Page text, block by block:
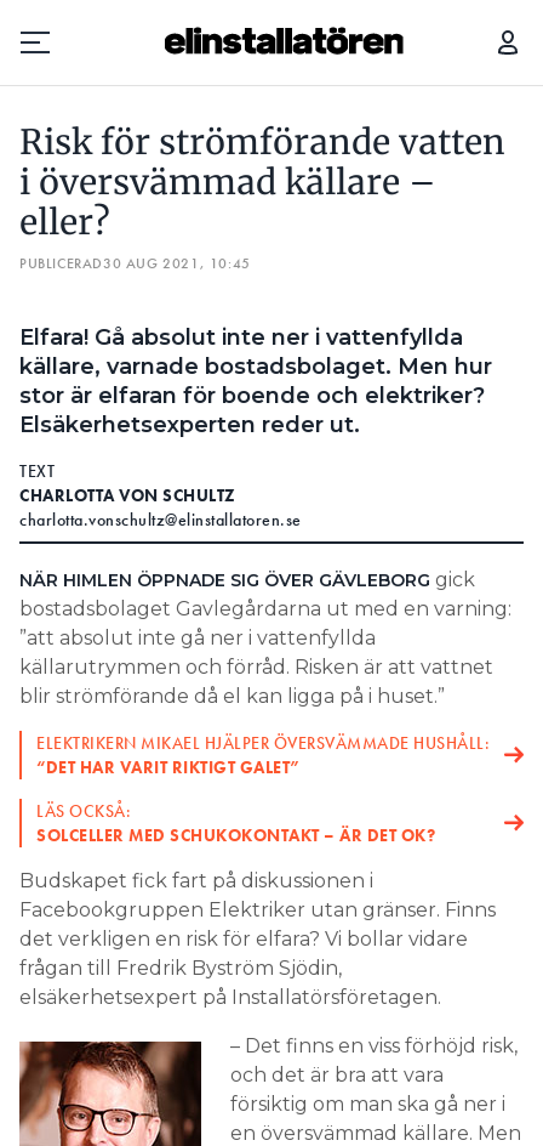
Prenumerera
Hantera prenumeration
Annonsera
Läs E-tidningen
Om tidningen
Kontakt
Personuppgifter
Search for:
SEARCH
Risk för strömförande vatten
i översvämmad källare –
eller?
PUBLICERAD30 AUG 2021, 10:45
Elfara! Gå absolut inte ner i vattenfyllda
källare, varnade bostadsbolaget. Men hur
stor är elfaran för boende och elektriker?
Elsäkerhetsexperten reder ut.
TEXT
CHARLOTTA VON SCHULTZ
charlotta.vonschultz@elinstallatoren.se
NÄR HIMLEN ÖPPNADE SIG ÖVER GÄVLEBORG gick
bostadsbolaget Gavlegårdarna ut med en varning:
”att absolut inte gå ner i vattenfyllda
källarutrymmen och förråd. Risken är att vattnet
blir strömförande då el kan ligga på i huset.”
ELEKTRIKERN MIKAEL HJÄLPER ÖVERSVÄMMADE HUSHÅLL:
“DET HAR VARIT RIKTIGT GALET”
LÄS OCKSÅ:
SOLCELLER MED SCHUKOKONTAKT – ÄR DET OK?
Budskapet fick fart på diskussionen i
Facebookgruppen Elektriker utan gränser. Finns
det verkligen en risk för elfara? Vi bollar vidare
frågan till Fredrik Byström Sjödin,
elsäkerhetsexpert på Installatörsföretagen.
– Det finns en viss förhöjd risk,
och det är bra att vara
försiktig om man ska gå ner i
en översvämmad källare. Men